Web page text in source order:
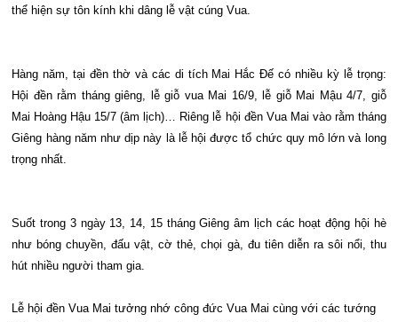
thể hiện sự tôn kính khi dâng lễ vật cúng Vua.
Hàng năm, tại đền thờ và các di tích Mai Hắc Đế có nhiều kỳ lễ trọng:
Hội đền rằm tháng giêng, lễ giỗ vua Mai 16/9, lễ giỗ Mai Mậu 4/7, giỗ
Mai Hoàng Hậu 15/7 (âm lịch)… Riêng lễ hội đền Vua Mai vào rằm tháng
Giêng hàng năm như dịp này là lễ hội được tổ chức quy mô lớn và long
trọng nhất.
Suốt trong 3 ngày 13, 14, 15 tháng Giêng âm lịch các hoạt động hội hè
như bóng chuyền, đấu vật, cờ thẻ, chọi gà, đu tiên diễn ra sôi nổi, thu
hút nhiều người tham gia.
Lễ hội đền Vua Mai tưởng nhớ công đức Vua Mai cùng với các tướng